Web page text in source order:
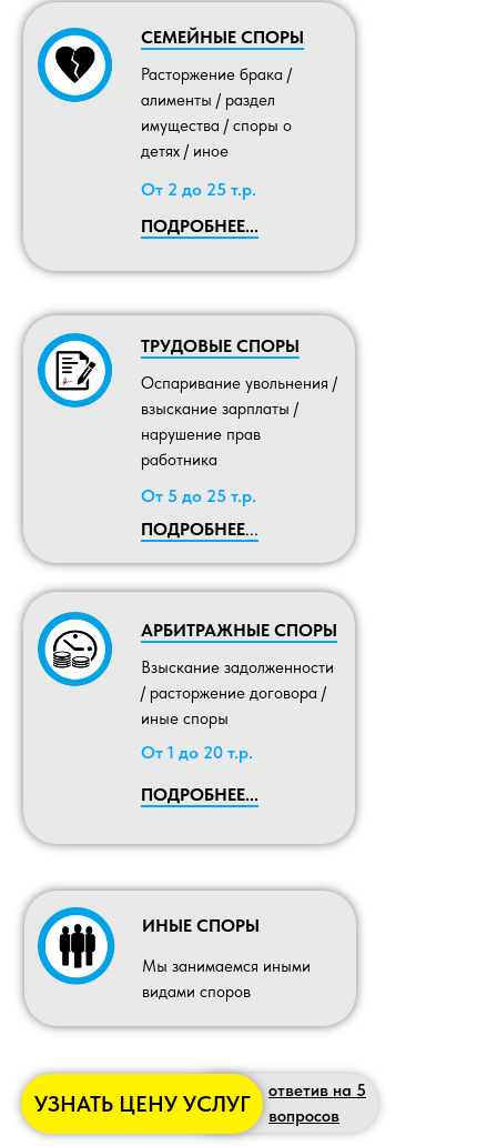
Расторжение брака /
алименты / раздел
имущества / споры о
детях / иное
Оспаривание увольнения /
взыскание зарплаты /
нарушение прав
работника
ИНЫЕ СПОРЫ
Мы занимаемся иными
видами споров
От 5 до 25 т.р.
Взыскание задолженности
/ расторжение договора /
иные споры
От 1 до 20 т.р.
От 2 до 25 т.р.
ответив на 5
вопросов
УЗНАТЬ ЦЕНУ УСЛУГ
ТРУДОВЫЕ СПОРЫ
ПОДРОБНЕЕ...
АРБИТРАЖНЫЕ СПОРЫ
ПОДРОБНЕЕ...
СЕМЕЙНЫЕ СПОРЫ
ПОДРОБНЕЕ...